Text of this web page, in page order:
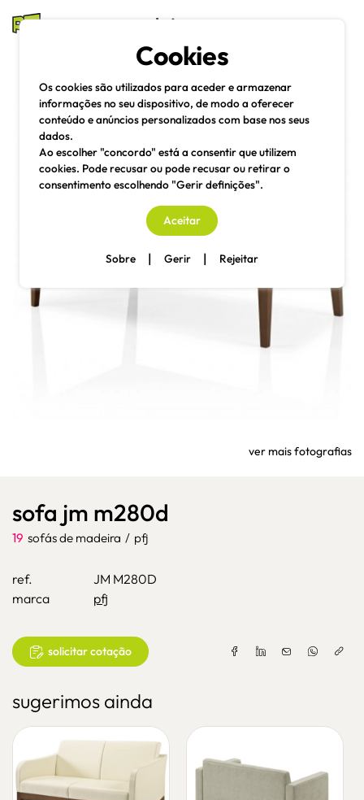
mesas e cadeiras
Pesquisa
ver mais fotografias
sofa jm m280d
19 sofás de madeira / pfj
ref.
JM M280D
marca
pfj
solicitar cotação
sugerimos ainda
Cookies
Os cookies são utilizados para aceder e armazenar
informações no seu dispositivo, de modo a oferecer
conteúdo e anúncios personalizados com base nos seus
dados.
Ao escolher "concordo" está a consentir que utilizem
cookies. Pode recusar ou pode recusar ou retirar o
consentimento escolhendo "Gerir definições".
Aceitar
Sobre | Gerir | Rejeitar